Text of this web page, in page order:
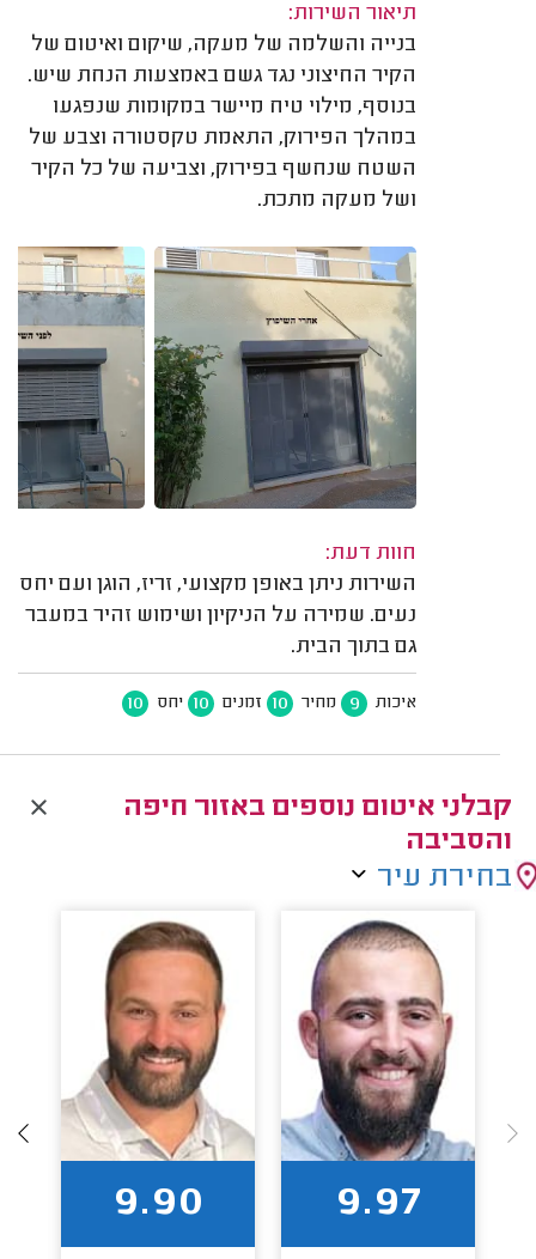
תיאור השירות:
בנייה והשלמה של מעקה, שיקום ואיטום של
הקיר החיצוני נגד גשם באמצעות הנחת שיש.
בנוסף, מילוי טיח מיישר במקומות שנפגעו
במהלך הפירוק, התאמת טקסטורה וצבע של
השטח שנחשף בפירוק, וצביעה של כל הקיר
ושל מעקה מתכת.
חוות דעת:
השירות ניתן באופן מקצועי, זריז, הוגן ועם יחס
נעים. שמירה על הניקיון ושימוש זהיר במעבר
גם בתוך הבית.
איכות 9 מחיר 10 זמנים 10 יחס 10
קבלני איטום נוספים באזור חיפה
והסביבה
בחירת עיר
9.97
9.90